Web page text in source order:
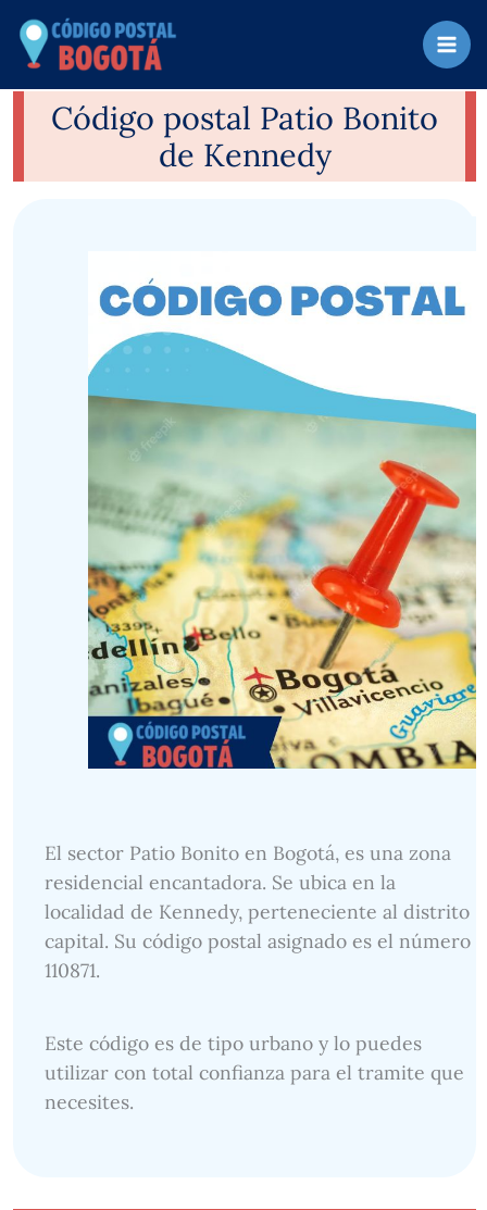
contenido
Código postal Patio Bonito
de Kennedy
El sector Patio Bonito en Bogotá, es una zona
residencial encantadora. Se ubica en la
localidad de Kennedy, perteneciente al distrito
capital. Su código postal asignado es el número
110871.
Este código es de tipo urbano y lo puedes
utilizar con total confianza para el tramite que
necesites.